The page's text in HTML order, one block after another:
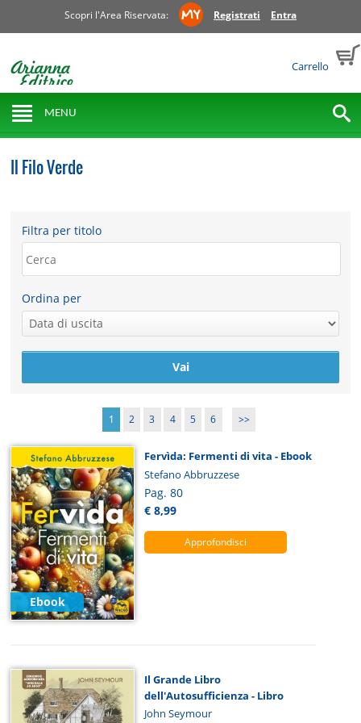
Scopri l'Area Riservata: Registrati Entra
Carrello
MENU
Il Filo Verde
Filtra per titolo
Ordina per
1 2 3 4 5 6 >>
Ebook
Fervìda: Fermenti di vita - Ebook
Stefano Abbruzzese
Pag. 80
€ 8,99
Approfondisci
Il Grande Libro
dell'Autosufficienza - Libro
John Seymour